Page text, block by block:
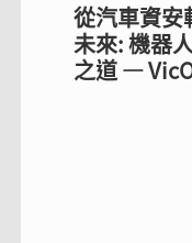
從汽車資安
未來: 機器
之道 —